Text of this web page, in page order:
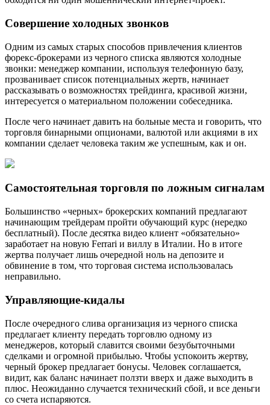
Совершение холодных звонков
Одним из самых старых способов привлечения клиентов
форекс-брокерами из черного списка являются холодные
звонки: менеджер компании, используя телефонную базу,
прозванивает список потенциальных жертв, начинает
рассказывать о возможностях трейдинга, красивой жизни,
интересуется о материальном положении собеседника.
После чего начинает давить на больные места и говорить, что
торговля бинарными опционами, валютой или акциями в их
компании сделает человека таким же успешным, как и он.
Самостоятельная торговля по ложным сигналам
Большинство «черных» брокерских компаний предлагают
начинающим трейдерам пройти обучающий курс (нередко
бесплатный). После десятка видео клиент «обязательно»
заработает на новую Ferrari и виллу в Италии. Но в итоге
жертва получает лишь очередной ноль на депозите и
обвинение в том, что торговая система использовалась
неправильно.
Управляющие-кидалы
После очередного слива организация из черного списка
предлагает клиенту передать торговлю одному из
менеджеров, который славится своими безубыточными
сделками и огромной прибылью. Чтобы успокоить жертву,
черный брокер предлагает бонусы. Человек соглашается,
видит, как баланс начинает ползти вверх и даже выходить в
плюс. Неожиданно случается технический сбой, и все деньги
со счета испаряются.